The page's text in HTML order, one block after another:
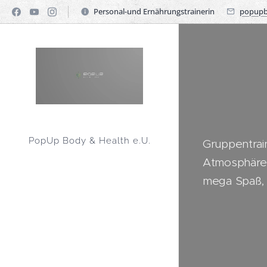
Personal-und Ernährungstrainerin
PopUp Body & Health e.U.
mega